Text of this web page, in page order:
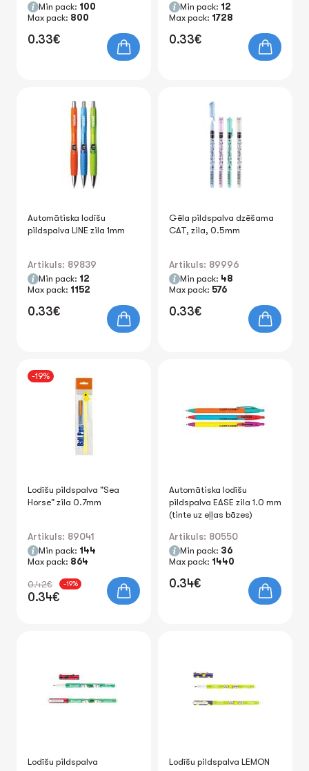
Min pack: 100
Max pack: 800
0.33€
Min pack: 12
Max pack: 1728
0.33€
Automātiska lodīšu
pildspalva LINE zila 1mm
Artikuls: 89839
Min pack: 12
Max pack: 1152
0.33€
Gēla pildspalva dzēšama
CAT, zila, 0.5mm
Artikuls: 89996
Min pack: 48
Max pack: 576
0.33€
-19%
Lodīšu pildspalva "Sea
Horse" zila 0.7mm
Artikuls: 89041
Min pack: 144
Max pack: 864
0.42€ -19%
0.34€
Automātiska lodīšu
pildspalva EASE zila 1.0 mm
(tinte uz eļļas bāzes)
Artikuls: 80550
Min pack: 36
Max pack: 1440
0.34€
Lodīšu pildspalva
Lodīšu pildspalva LEMON